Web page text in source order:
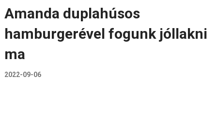
Amanda duplahúsos
hamburgerével fogunk jóllakni
ma
2022-09-06